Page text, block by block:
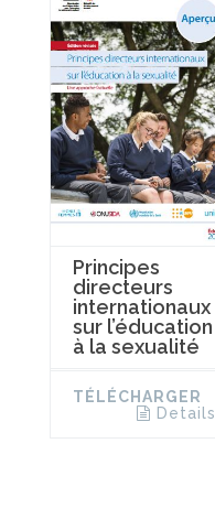
Principes
directeurs
internationaux
sur l’éducation
à la sexualité
TÉLÉCHARGER
Details